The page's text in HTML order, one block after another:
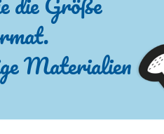
Materialien